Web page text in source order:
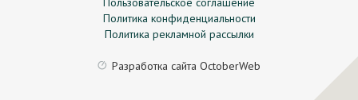
Политика конфиденциальности
Политика рекламной рассылки
Разработка сайта OctoberWeb